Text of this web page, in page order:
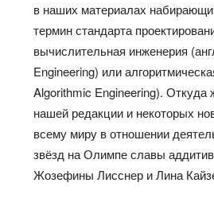
в наших материалах
термин стандарта
вычислительная инженерия
Engineering) или
Algorithmic Engineering). Откуда
нашей редакции и некоторых
всему миру в отношении
звёзд на Олимпе славы
Жозефины Лисснер и Лина